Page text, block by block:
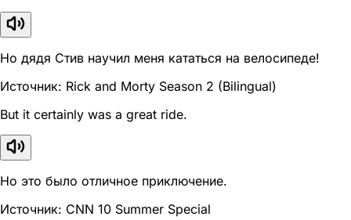
Но дядя Стив научил меня кататься на велосипеде!
Источник: Rick and Morty Season 2 (Bilingual)
But it certainly was a great ride.
Но это было отличное приключение.
Источник: CNN 10 Summer Special